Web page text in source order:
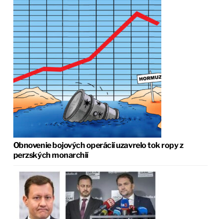
Obnovenie bojových operácií uzavrelo tok ropy z
perzských monarchií